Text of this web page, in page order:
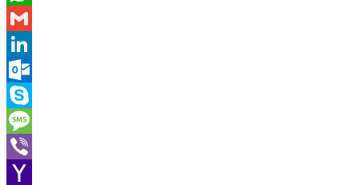
WhatsApp
Gmail
LinkedIn
Outlook.com
Skype
Message
Viber